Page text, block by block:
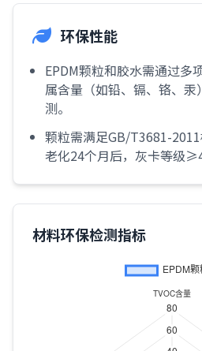
环保性能
EPDM颗粒和胶水需通过多
属含量（如铅、镉、铬、
测。
颗粒需满足GB/T3681-
老化24个月后，灰卡等级≥4
材料环保检测指标